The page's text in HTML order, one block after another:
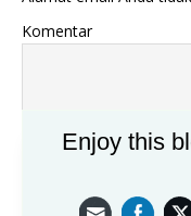
Komentar
Enjoy this